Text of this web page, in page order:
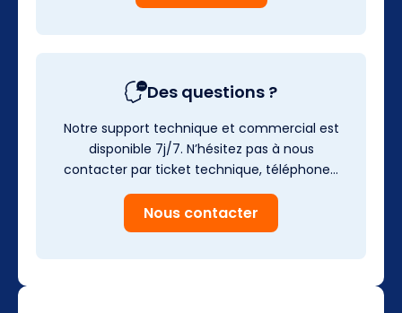
Des questions ?
Notre support technique et commercial est
disponible 7j/7. N’hésitez pas à nous
contacter par ticket technique, téléphone…
Nous contacter